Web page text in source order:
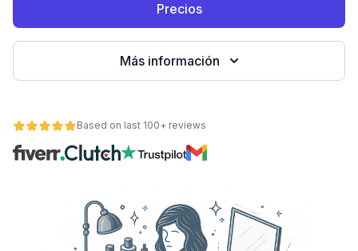
Precios
Más información
Based on last 100+ reviews